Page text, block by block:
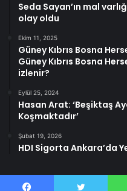
Seda Sayan’ın mal
olay oldu
Ekim 11, 2025
Güney Kıbrıs Bosna
Güney Kıbrıs Bosna
izlenir?
Eylül 25, 2024
Hasan Arat: ‘Beşiktaş
Koşmaktadır’
Şubat 19, 2026
HDI Sigorta Ankara’da